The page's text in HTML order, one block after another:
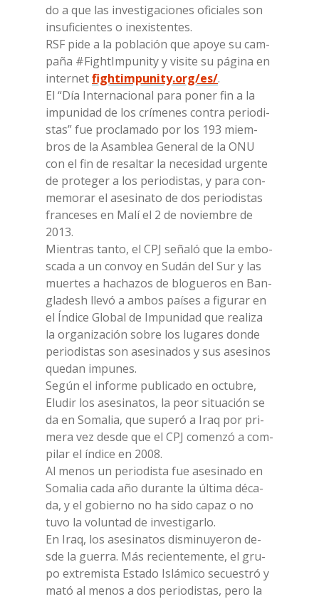
do a que las in­ve­sti­ga­cio­nes ofi­cia­les son
in­su­fi­cien­tes o ine­xi­sten­tes.
RSF pide a la po­bla­ción que apoye su cam­
paña #FightIm­pu­ni­ty y vi­si­te su pá­gi­na en
in­ter­netfightimpunity.org/es/.
El “Día In­ter­na­cio­nal para po­ner fin a la
im­pu­ni­dad de los crí­me­nes con­tra pe­rio­di­
stas” fue pro­cla­ma­do por los 193 miem­
bros de la Asam­blea Ge­ne­ral de la ONU
con el fin de re­sal­tar la ne­ce­si­dad ur­gen­te
de pro­te­ger a los pe­rio­di­stas, y para con­
me­mo­rar el ase­si­na­to de dos pe­rio­di­stas
fran­ce­ses en Malí el 2 de no­viem­bre de
2013.
Mien­tras tan­to, el CPJ seña­ló que la em­bo­
sca­da a un con­voy en Su­dán del Sur y las
muer­tes a ha­cha­zos de blo­gue­ros en Ban­
gla­desh lle­vó a am­bos paí­ses a fi­gu­rar en
el Índi­ce Glo­bal de Im­pu­ni­dad que rea­li­za
la or­ga­ni­za­ción so­bre los lu­ga­res don­de
pe­rio­di­stas son ase­si­na­dos y sus ase­si­nos
que­dan im­pu­nes.
Se­gún el in­for­me pu­bli­ca­do en oc­tu­bre,
Elu­dir los ase­si­na­tos, la peor si­tua­ción se
da en So­ma­lia, que su­pe­ró a Iraq por pri­
me­ra vez de­sde que el CPJ co­men­zó a com­
pi­lar el ín­di­ce en 2008.
Al me­nos un pe­rio­di­sta fue ase­si­na­do en
So­ma­lia cada año du­ran­te la úl­ti­ma dé­ca­
da, y el go­bier­no no ha sido ca­paz o no
tuvo la vo­lun­tad de in­ve­sti­gar­lo.
En Iraq, los ase­si­na­tos di­smi­nuye­ron de­
sde la guer­ra. Más re­cien­te­men­te, el gru­
po ex­tre­mi­sta Esta­do Islá­mi­co se­cue­stró y
mató al me­nos a dos pe­rio­di­stas, pero la